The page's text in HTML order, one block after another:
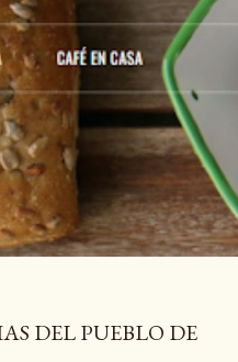
DEL PUEBLO DE